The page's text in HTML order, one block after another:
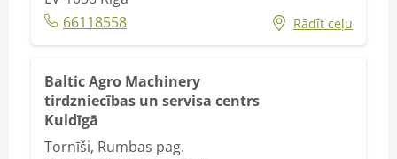
66118558
Rādīt ceļu
Baltic Agro Machinery
tirdzniecības un servisa centrs
Kuldīgā
Tornīši, Rumbas pag.